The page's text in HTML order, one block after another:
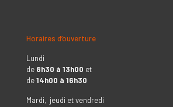
Horaires d’ouverture
Lundi
de 8h30 à 13h00 et
de14h00 à 16h30
Mardi, jeudi et vendredi